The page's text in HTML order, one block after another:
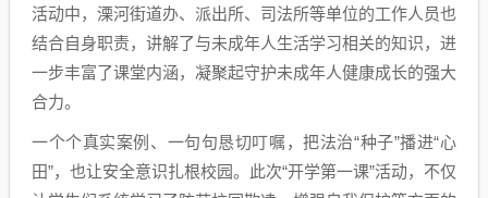
活动中，溧河街道办、派出所、司法所等单位的工作人员也
结合自身职责，讲解了与未成年人生活学习相关的知识，进
一步丰富了课堂内涵，凝聚起守护未成年人健康成长的强大
合力。
一个个真实案例、一句句恳切叮嘱，把法治“种子”播进“心
田”，也让安全意识扎根校园。此次“开学第一课”活动，不仅